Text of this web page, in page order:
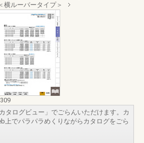
横ルーバータイプ＞
309
タログビュー」でごらんいただけます。カ
上でパラパラめくりながらカタログをごら